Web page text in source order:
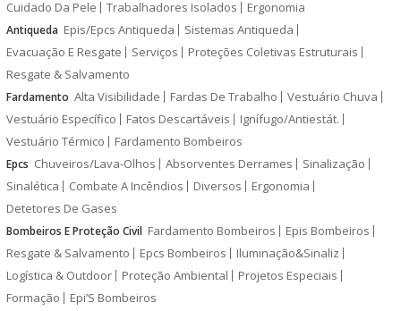
Cuidado Da Pele
Trabalhadores Isolados Ergonomia
Antiqueda Epis/Epcs Antiqueda
Sistemas Antiqueda
Evacuação E Resgate
Serviços
Proteções Coletivas Estruturais
Resgate & Salvamento
Fardamento Alta Visibilidade Fardas De Trabalho
Vestuário Chuva
Vestuário Específico
Fatos Descartáveis
Ignífugo/Antiestát.
Vestuário Térmico
Fardamento Bombeiros
Epcs Chuveiros/Lava-Olhos Absorventes Derrames
Sinalização
Sinalética
Combate A Incêndios Diversos
Ergonomia
Detetores De Gases
Bombeiros E Proteção Civil Fardamento Bombeiros
Epis Bombeiros
Resgate & Salvamento
Epcs Bombeiros
Iluminação&Sinaliz
Logística & Outdoor
Proteção Ambiental
Projetos Especiais
Formação
Epi’S Bombeiros